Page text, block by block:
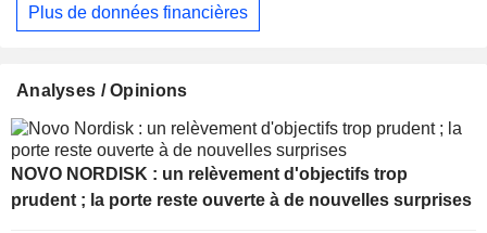
Plus de données financières
Analyses / Opinions
NOVO NORDISK : un relèvement d'objectifs trop
prudent ; la porte reste ouverte à de nouvelles surprises